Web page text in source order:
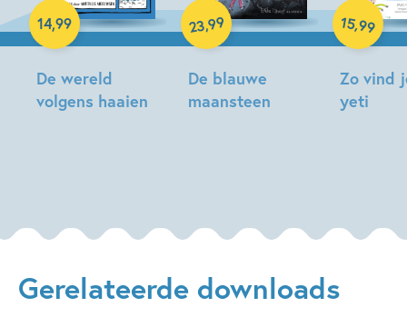
De wereld
volgens haaien
14,99
De blauwe
maansteen
23,99
Zo vind
yeti
15,99
Gerelateerde downloads